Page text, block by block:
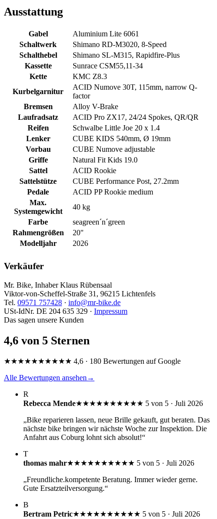
Ausstattung
Gabel
Aluminium Lite 6061
Schaltwerk
Shimano RD-M3020, 8-Speed
Schalthebel
Shimano SL-M315, Rapidfire-Plus
Kassette
Sunrace CSM55,11-34
Kette
KMC Z8.3
Kurbelgarnitur
ACID Numove 30T, 115mm, narrow Q-
factor
Bremsen
Alloy V-Brake
Laufradsatz
ACID Pro ZX17, 24/24 Spokes, QR/QR
Reifen
Schwalbe Little Joe 20 x 1.4
Lenker
CUBE KIDS 540mm, Ø 19mm
Vorbau
CUBE Numove adjustable
Griffe
Natural Fit Kids 19.0
Sattel
ACID Rookie
Sattelstütze
CUBE Performance Post, 27.2mm
Pedale
ACID PP Rookie medium
Max.
Systemgewicht
40 kg
Farbe
seagreen´n´green
Rahmengrößen
20"
Modelljahr
2026
Verkäufer
Mr. Bike, Inhaber Klaus Rübensaal
Viktor-von-Scheffel-Straße 31, 96215 Lichtenfels
Tel. 09571 757428 · info@mr-bike.de
USt-IdNr. DE 204 635 329 · Impressum
Das sagen unsere Kunden
4,6 von 5 Sternen
★★★★★★★★★★ 4,6 · 180 Bewertungen auf Google
Alle Bewertungen ansehen→
R
Rebecca Mende★★★★★★★★★★ 5 von 5 · Juli 2026
„Bike reparieren lassen, neue Brille gekauft, gut beraten. Das
nächste bike bringen wir nächste Woche zur Inspektion. Die
Anfahrt aus Coburg lohnt sich absolut!“
T
thomas mahr★★★★★★★★★★ 5 von 5 · Juli 2026
„Freundliche.kompetente Beratung. Immer wieder gerne.
Gute Ersatzteilversorgung.“
B
Bertram Petric★★★★★★★★★★ 5 von 5 · Juli 2026